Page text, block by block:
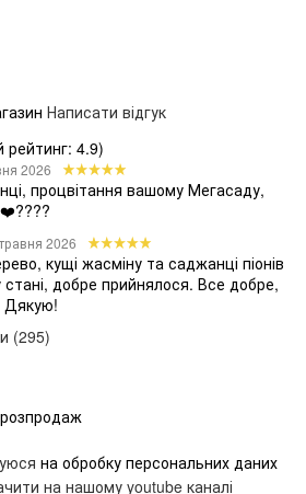
Написати відгук
рейтинг: 4.9)
2026
процвітання вашому Мегасаду,
2026
кущі жасміну та саджанці піонів
добре прийнялося. Все добре,
Дякую!
(295)
розпродаж
на обробку персональних даних
на нашому youtube каналі